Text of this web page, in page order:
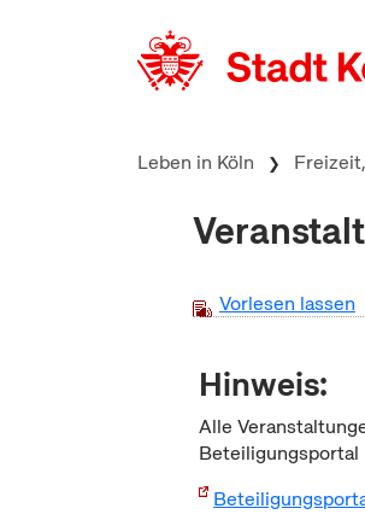
Leben in Köln
Vorlesen lassen
Hinweis:
Alle
Beteiligungsportal